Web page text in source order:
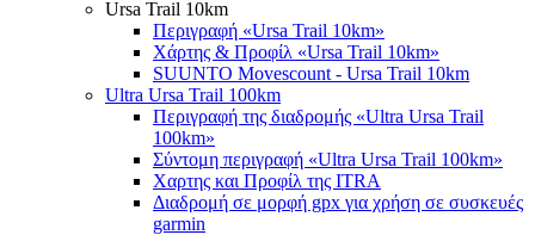
Ursa Trail 10km
Περιγραφή «Ursa Trail 10km»
Χάρτης & Προφίλ «Ursa Trail 10km»
SUUNTO Movescount - Ursa Trail 10km
Ultra Ursa Trail 100km
Περιγραφή της διαδρομής «Ultra Ursa Trail
100km»
Σύντομη περιγραφή «Ultra Ursa Trail 100km»
Χαρτης και Προφίλ της ITRA
Διαδρομή σε μορφή gpx για χρήση σε συσκευές
garmin